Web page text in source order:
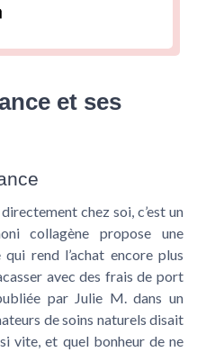
et ses
chez soi, c’est un
collagène propose une
qui rend l’achat encore plus
avec des frais de port
par Julie M. dans un
de soins naturels disait
vite, et quel bonheur de ne